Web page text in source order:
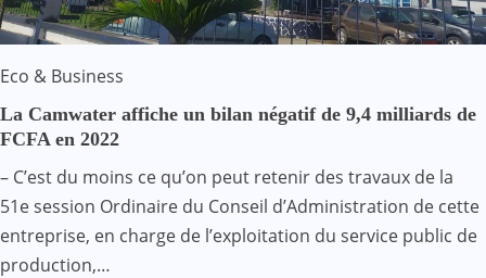
Eco & Business
La Camwater affiche un bilan négatif de 9,4 milliards de
FCFA en 2022
– C’est du moins ce qu’on peut retenir des travaux de la
51e session Ordinaire du Conseil d’Administration de cette
entreprise, en charge de l’exploitation du service public de
production,…